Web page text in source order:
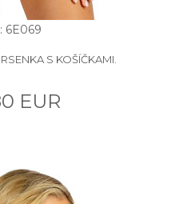
6E069
S KOŠÍČKAMI.
EUR